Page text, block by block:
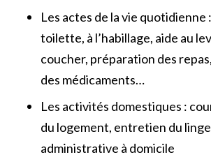
Les actes de la vie quotidienne
toilette, à l’habillage, aide au
coucher, préparation des
des médicaments…
Les activités domestiques :
du logement, entretien du
administrative à domicile